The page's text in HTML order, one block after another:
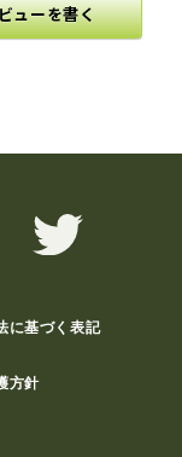
ューを書く
に基づく表記
方針